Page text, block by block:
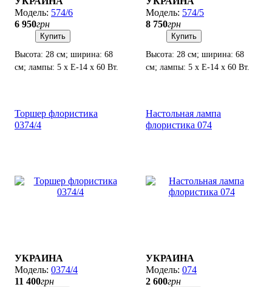
574/6
6 950грн
Купить
Высота: 28 см; ширина: 68
см; лампы: 5 х Е-14 х 60 Вт.
574/5
8 750грн
Купить
Высота: 28 см; ширина: 68
см; лампы: 5 х Е-14 х 60 Вт.
Торшер флористика
0374/4
УКРАИНА
0374/4
11 400грн
Настольная лампа
флористика 074
УКРАИНА
074
2 600грн